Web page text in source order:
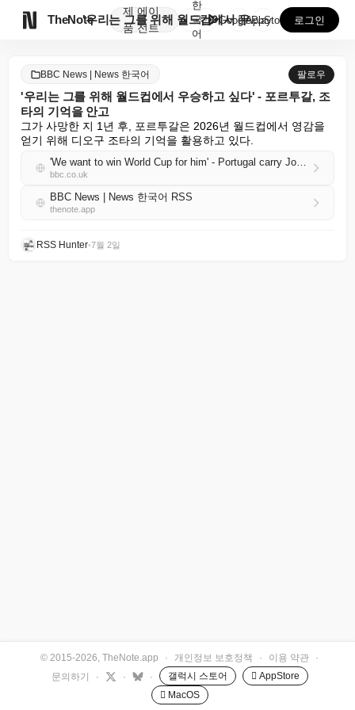
TheNote
제
품
에이
전트
'우리는 그를 위해 월드컵에서 우승하고 싶다' - 포르...
한
국
어
GooglePlay
AppStore 로그인
BBC News | News 한국어 팔로우
'우리는 그를 위해 월드컵에서 우승하고 싶다' - 포르투갈, 조
타의 기억을 안고
그가 사망한 지 1년 후, 포르투갈은 2026년 월드컵에서 영감을
얻기 위해 디오구 조타의 기억을 활용하고 있다.
'We want to win World Cup for him' - Portugal carry Jota's memory
bbc.co.uk
BBC News | News 한국어 RSS
thenote.app
RSS Hunter•7월 2일
© 2015-2026, TheNote.app · 개인정보 보호정책 · 이용 약관
·
문의하기
· · · 갤럭시 스토어
 AppStore
 MacOS